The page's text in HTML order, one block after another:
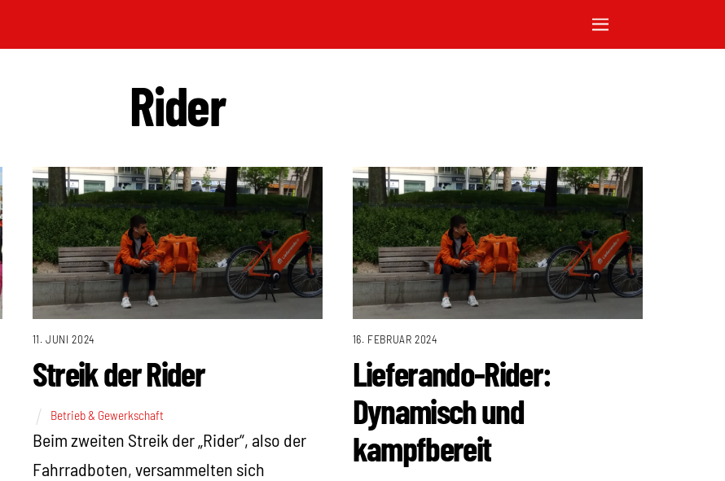
Rider
11. JUNI 2024
Streik der Rider
Betrieb & Gewerkschaft
Beim zweiten Streik der „Rider“, also der
Fahrradboten, versammelten sich
16. FEBRUAR 2024
Lieferando-Rider:
Dynamisch und
kampfbereit